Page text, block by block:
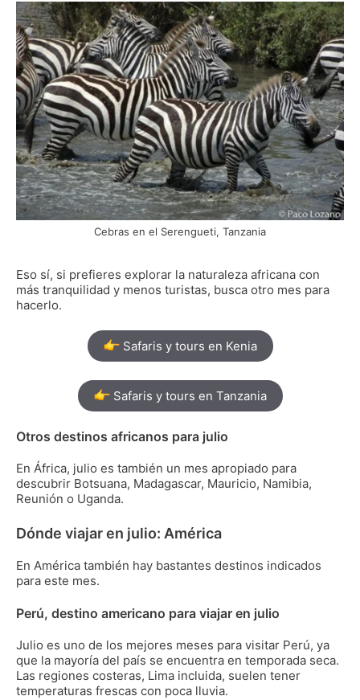
Cebras en el Serengueti, Tanzania
Eso sí, si prefieres explorar la naturaleza africana con
más tranquilidad y menos turistas, busca otro mes para
hacerlo.
Safaris y tours en Kenia
Safaris y tours en Tanzania
Otros destinos africanos para julio
En África, julio es también un mes apropiado para
descubrir Botsuana, Madagascar, Mauricio, Namibia,
Reunión o Uganda.
Dónde viajar en julio: América
En América también hay bastantes destinos indicados
para este mes.
Perú, destino americano para viajar en julio
Julio es uno de los mejores meses para visitar Perú, ya
que la mayoría del país se encuentra en temporada seca.
Las regiones costeras, Lima incluida, suelen tener
temperaturas frescas con poca lluvia.